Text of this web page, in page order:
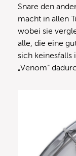
Snare den
macht in allen
wobei sie
alle, die eine
sich keinesfalls
„Venom“